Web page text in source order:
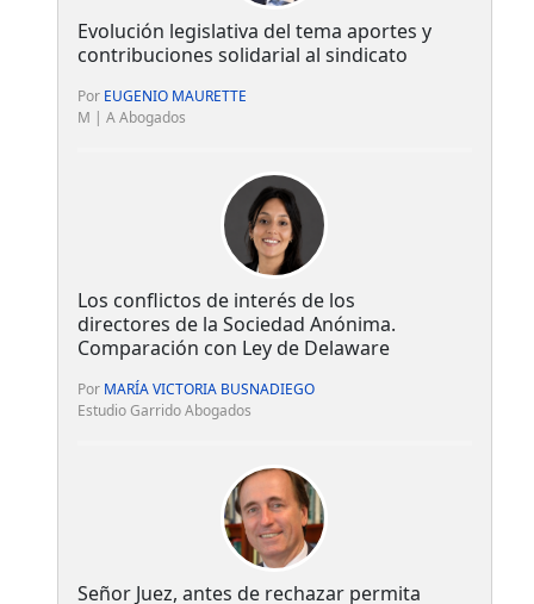
Evolución legislativa del tema aportes y
contribuciones solidarial al sindicato
Por EUGENIO MAURETTE
M | A Abogados
Los conflictos de interés de los
directores de la Sociedad Anónima.
Comparación con Ley de Delaware
Por MARÍA VICTORIA BUSNADIEGO
Estudio Garrido Abogados
Señor Juez, antes de rechazar permita